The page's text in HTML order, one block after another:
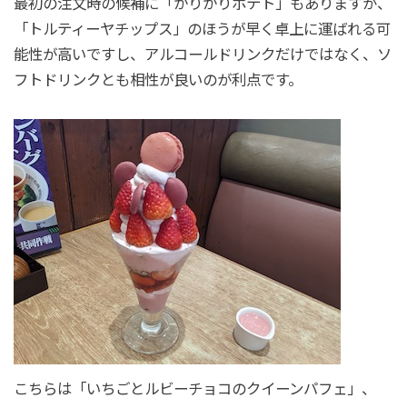
最初の注文時の候補に「かりかりポテト」もありますが、
「トルティーヤチップス」のほうが早く卓上に運ばれる可
能性が高いですし、アルコールドリンクだけではなく、ソ
フトドリンクとも相性が良いのが利点です。
こちらは「いちごとルビーチョコのクイーンパフェ」、